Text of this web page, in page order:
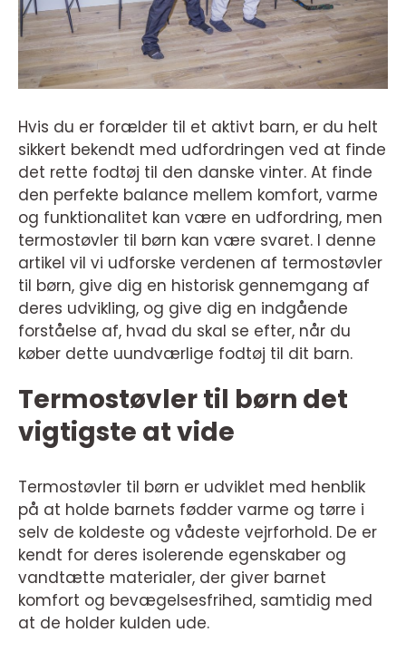
Hvis du er forælder til et aktivt barn, er du helt
sikkert bekendt med udfordringen ved at finde
det rette fodtøj til den danske vinter. At finde
den perfekte balance mellem komfort, varme
og funktionalitet kan være en udfordring, men
termostøvler til børn kan være svaret. I denne
artikel vil vi udforske verdenen af termostøvler
til børn, give dig en historisk gennemgang af
deres udvikling, og give dig en indgående
forståelse af, hvad du skal se efter, når du
køber dette uundværlige fodtøj til dit barn.
Termostøvler til børn det
vigtigste at vide
Termostøvler til børn er udviklet med henblik
på at holde barnets fødder varme og tørre i
selv de koldeste og vådeste vejrforhold. De er
kendt for deres isolerende egenskaber og
vandtætte materialer, der giver barnet
komfort og bevægelsesfrihed, samtidig med
at de holder kulden ude.